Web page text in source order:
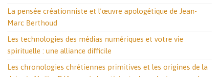
La pensée créationniste et l’œuvre apologétique de Jean-
Marc Berthoud
Les technologies des médias numériques et votre vie
spirituelle : une alliance difficile
Les chronologies chrétiennes primitives et les origines de la